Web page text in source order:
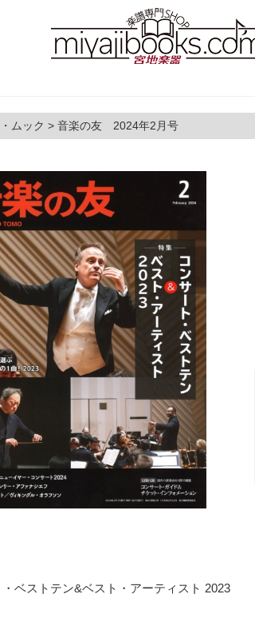
ムック > 音楽の友 2024年2月号
ベストテン&ベスト・アーティスト 2023